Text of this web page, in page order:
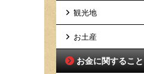
観光地
お土産
お金に関すること